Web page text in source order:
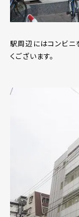
駅周辺にはコンビ
くございます。